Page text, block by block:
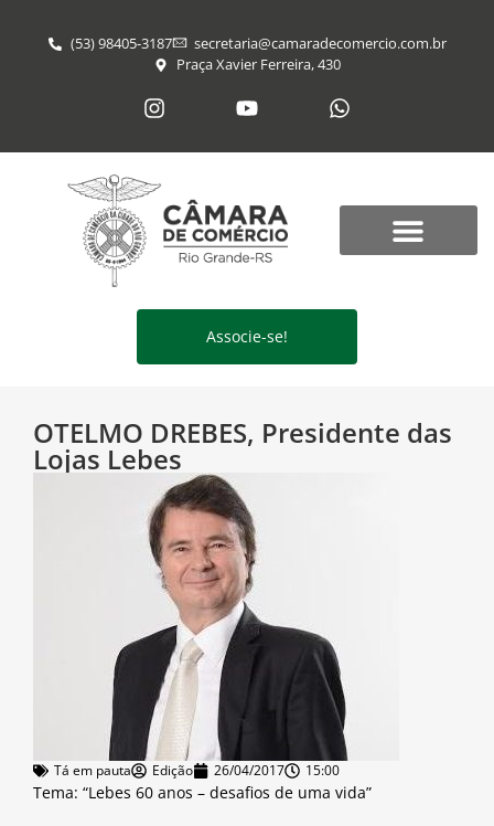
(53) 98405-3187
secretaria@​camaradecomercio.com.br
Praça Xavier Ferreira, 430
Associe-se!
OTELMO DREBES, Presidente das
Lojas Lebes
Tá em pauta Edição 26/04/2017 15:00
Tema: “Lebes 60 anos – desafios de uma vida”